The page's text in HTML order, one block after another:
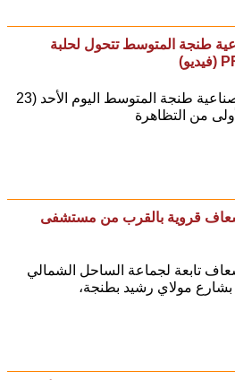
طنجة المتوسط تتحول لحلبة
طنجاوي تحولت المنصة الصناعية طنجة المتوسط اليوم الأحد (23
من التظاهرة
قروية بالقرب من مستشفى
تابعة لجماعة الساحل الشمالي
مولاي رشيد بطنجة،